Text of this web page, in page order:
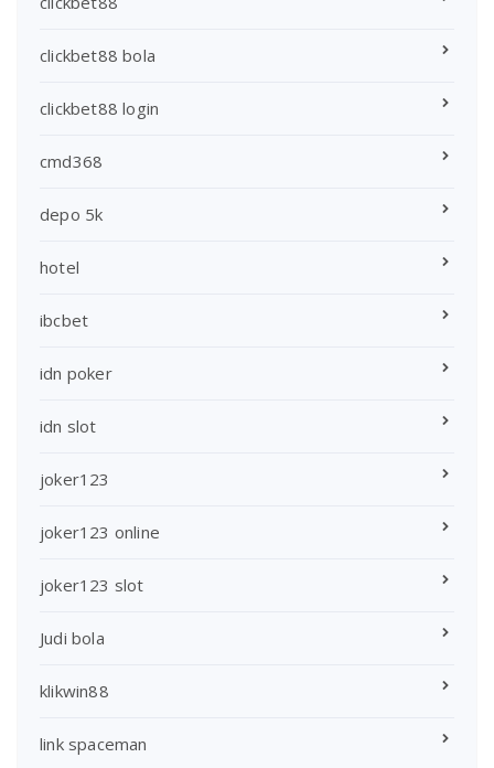
clickbet88 bola
clickbet88 login
cmd368
depo 5k
hotel
ibcbet
idn poker
idn slot
joker123
joker123 online
joker123 slot
Judi bola
klikwin88
link spaceman